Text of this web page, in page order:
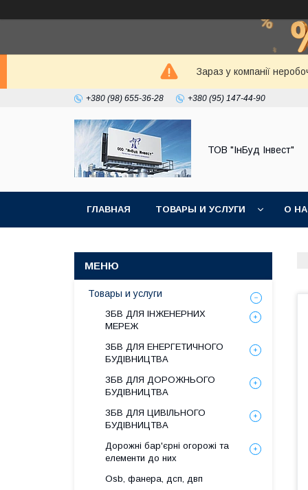
Зараз у компанії
+380 (98) 655-36-28 +380 (95) 147-44-90
ТОВ "ІнБуд Інвест"
ГЛАВНАЯ ТОВАРЫ И УСЛУГИ О
Товары и услуги
ЗБВ ДЛЯ ІНЖЕНЕРНИХ
МЕРЕЖ
ЗБВ ДЛЯ ЕНЕРГЕТИЧНОГО
БУДІВНИЦТВА
ЗБВ ДЛЯ ДОРОЖНЬОГО
БУДІВНИЦТВА
ЗБВ ДЛЯ ЦИВІЛЬНОГО
БУДІВНИЦТВА
Дорожні бар'єрні огорожі та
елементи до них
Osb, фанера, дсп, двп